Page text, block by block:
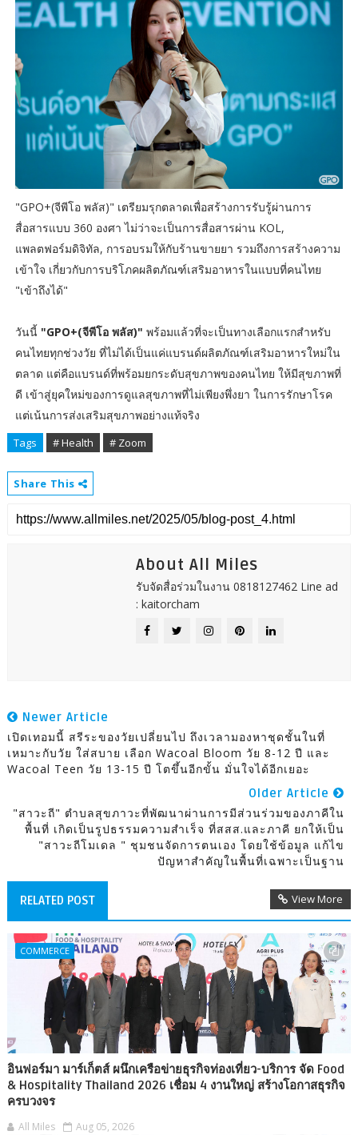
"GPO+(จีพีโอ พลัส)" เตรียมรุกตลาดเพื่อสร้างการรับรู้ผ่านการ
สื่อสารแบบ 360 องศา ไม่ว่าจะเป็นการสื่อสารผ่าน KOL,
แพลตฟอร์มดิจิทัล, การอบรมให้กับร้านขายยา รวมถึงการสร้างความ
เข้าใจ เกี่ยวกับการบริโภคผลิตภัณฑ์เสริมอาหารในแบบที่คนไทย
"เข้าถึงได้"
วันนี้ "GPO+(จีพีโอ พลัส)" พร้อมแล้วที่จะเป็นทางเลือกแรกสำหรับ
คนไทยทุกช่วงวัย ที่ไม่ได้เป็นแค่แบรนด์ผลิตภัณฑ์เสริมอาหารใหม่ใน
ตลาด แต่คือแบรนด์ที่พร้อมยกระดับสุขภาพของคนไทย ให้มีสุขภาพที่
ดี เข้าสู่ยุคใหม่ของการดูแลสุขภาพที่ไม่เพียงพึ่งยา ในการรักษาโรค
แต่เน้นการส่งเสริมสุขภาพอย่างแท้จริง
Tags # Health # Zoom
Share This
About All Miles
รับจัดสื่อร่วมในงาน 0818127462 Line ad
: kaitorcham
Newer Article
เปิดเทอมนี้ สรีระของวัยเปลี่ยนไป ถึงเวลามองหาชุดชั้นในที่
เหมาะกับวัย ใส่สบาย เลือก Wacoal Bloom วัย 8-12 ปี และ
Wacoal Teen วัย 13-15 ปี โตขึ้นอีกขั้น มั่นใจได้อีกเยอะ
Older Article
"สาวะถี" ตำบลสุขภาวะที่พัฒนาผ่านการมีส่วนร่วมของภาคีใน
พื้นที่ เกิดเป็นรูปธรรมความสำเร็จ ที่สสส.และภาคี ยกให้เป็น
"สาวะถีโมเดล " ชุมชนจัดการตนเอง โดยใช้ข้อมูล แก้ไข
ปัญหาสำคัญในพื้นที่เฉพาะเป็นฐาน
RELATED POST View More
COMMERCE
อินฟอร์มา มาร์เก็ตส์ ผนึกเครือข่ายธุรกิจท่องเที่ยว-บริการ จัด Food
& Hospitality Thailand 2026 เชื่อม 4 งานใหญ่ สร้างโอกาสธุรกิจ
ครบวงจร
All Miles Aug 05, 2026